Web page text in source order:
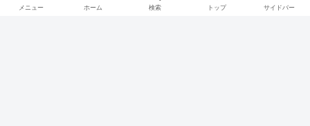
メニュー ホーム 検索 トップ サイドバー